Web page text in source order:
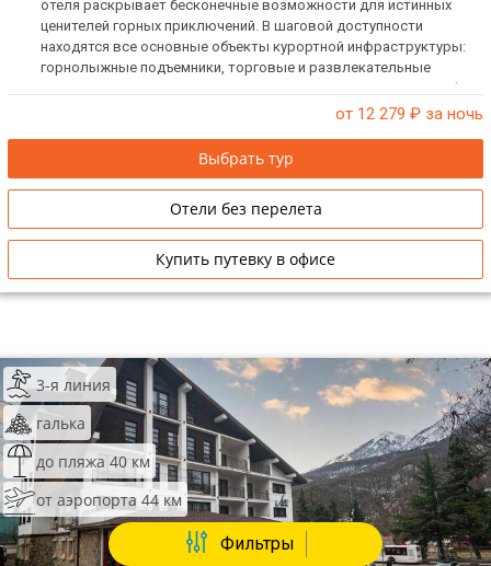
отеля раскрывает бесконечные возможности для истинных
ценителей горных приключений. В шаговой доступности
находятся все основные объекты курортной инфраструктуры:
горнолыжные подъемники, торговые и развлекательные
центры, супермаркеты, а также множество ресторанов и кафе.
от 12 279 ₽ за ночь
Выбрать тур
Отели без перелета
Купить путевку в офисе
3-я линия
галька
до пляжа 40 км
от аэропорта 44 км
Фильтры